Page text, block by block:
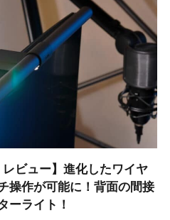
ビュー】進化したワイヤ
操作が可能に！背面の間接
ーライト！